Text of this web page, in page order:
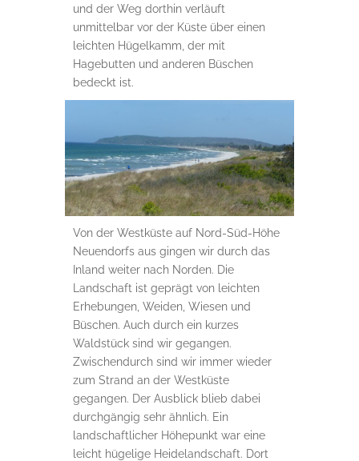
und der Weg dorthin verläuft
unmittelbar vor der Küste über einen
leichten Hügelkamm, der mit
Hagebutten und anderen Büschen
bedeckt ist.
Von der Westküste auf Nord-Süd-Höhe
Neuendorfs aus gingen wir durch das
Inland weiter nach Norden. Die
Landschaft ist geprägt von leichten
Erhebungen, Weiden, Wiesen und
Büschen. Auch durch ein kurzes
Waldstück sind wir gegangen.
Zwischendurch sind wir immer wieder
zum Strand an der Westküste
gegangen. Der Ausblick blieb dabei
durchgängig sehr ähnlich. Ein
landschaftlicher Höhepunkt war eine
leicht hügelige Heidelandschaft. Dort